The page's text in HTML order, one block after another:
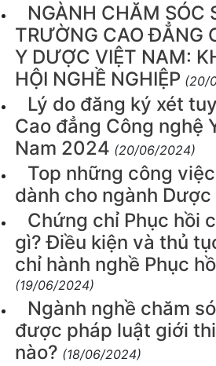
NGÀNH CHĂM SÓC
TRƯỜNG CAO ĐẲNG
Y DƯỢC VIỆT NAM:
HỘI NGHỀ NGHIỆP (20/
Lý do đăng ký xét
Cao đẳng Công nghệ
Nam 2024 (20/06/2024)
Top những công
dành cho ngành Dược
Chứng chỉ Phục hồi
gì? Điều kiện và thủ
chỉ hành nghề Phục
(19/06/2024)
Ngành nghề chăm
được pháp luật giới
nào? (18/06/2024)